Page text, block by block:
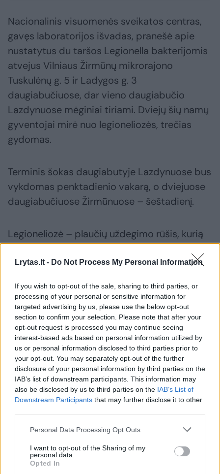
Lrytas.lt - Do Not Process My Personal Information
If you wish to opt-out of the sale, sharing to third parties, or
processing of your personal or sensitive information for
targeted advertising by us, please use the below opt-out
section to confirm your selection. Please note that after your
opt-out request is processed you may continue seeing
interest-based ads based on personal information utilized by
us or personal information disclosed to third parties prior to
your opt-out. You may separately opt-out of the further
disclosure of your personal information by third parties on the
IAB’s list of downstream participants. This information may
also be disclosed by us to third parties on the IAB’s List of
Downstream Participants that may further disclose it to other
Personal Data Processing Opt Outs
I want to opt-out of the Sharing of my
personal data.
Opted In
Nacionalinis visuomenės sveikatos centras,
gavęs laboratorijos išvadas, pranešė apie
nustatytus du taršos Legionella bakterijomis
atvejus Vilniaus Žirmūnų mikrorajono
Tuskulėnų g. 5 ir Ladygos g. 3
daugiabučiuose, dar vieno daugiabučio
Lazdynuose mėginiai tiriami. Dviejų šių namų
gyventojai mirė nuo legioneliozės, trečias
gydomas.
Terminis šokas daugiabutyje Lazdynuose bus
vykdomas penktadienio vakarą, o dviejuose
daugiabučiuose Žirmūnuose – šeštadienį.
Legioneliozė – plaučių uždegimo rūšis, kurią
sukelia Legionella bakterijos. Maždaug vienas
iš dešimties susirgusiųjų šia liga miršta. Šios
(aerozolius), dažniausiai dėl netinkamai
prižiūrimos ar sukonstruotos vandentiekio
sistemos. Legionella bakterijos dauginasi 20
– 50 laipsnių Celsijaus temperatūros
vandenyje, o aukštesnėje nei 50 laipsnių
temperatūroje bakterijos gyvuoja, tačiau
nebesidaugina. Legionella bakterijos žūva, kai
vandens temperatūra pakyla virš 65 laipsnių.
Legionelioze galima užsikrėsti įkvėpus
bakterijomis užteršto vandens dulksnos. Liga
nėra perduodama vienam žmogui nuo kito ar